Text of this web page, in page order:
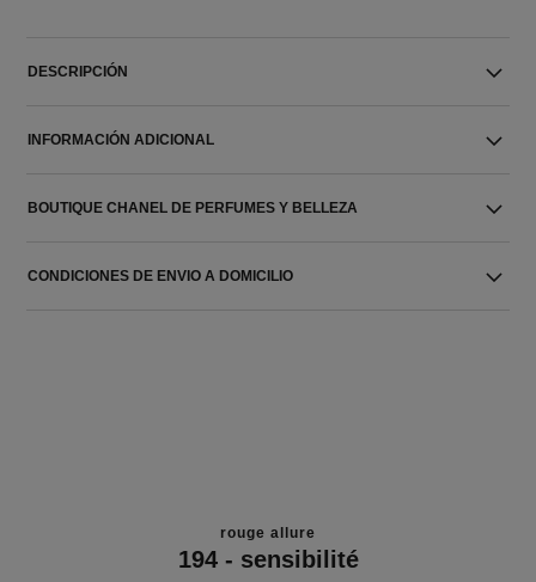
DESCRIPCIÓN
INFORMACIÓN ADICIONAL
BOUTIQUE CHANEL DE PERFUMES Y BELLEZA
CONDICIONES DE ENVIO A DOMICILIO
rouge allure
194 - sensibilité